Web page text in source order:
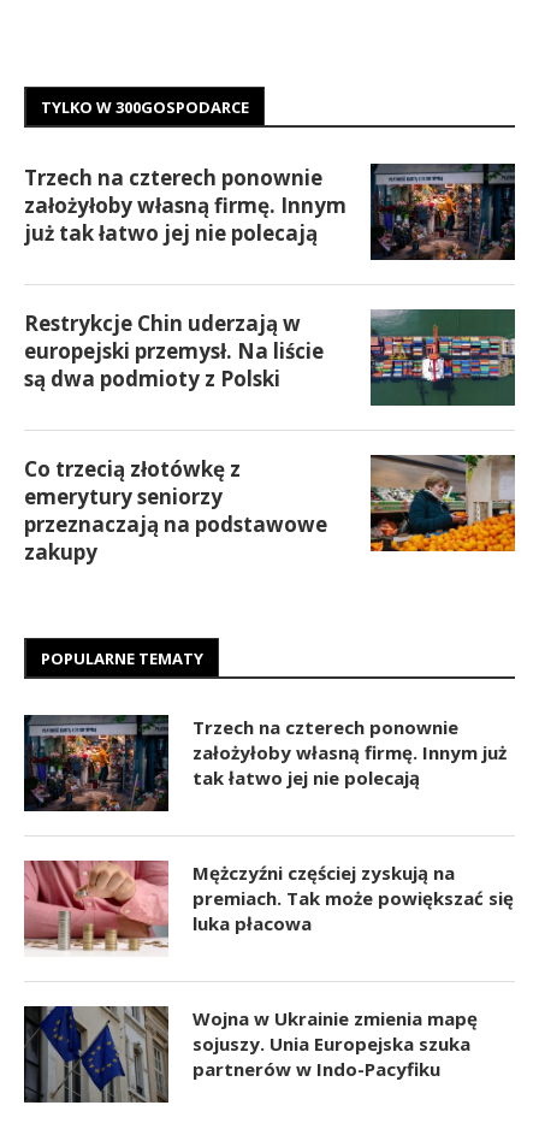
TYLKO W 300GOSPODARCE
Trzech na czterech ponownie
założyłoby własną firmę. Innym
już tak łatwo jej nie polecają
Restrykcje Chin uderzają w
europejski przemysł. Na liście
są dwa podmioty z Polski
Co trzecią złotówkę z
emerytury seniorzy
przeznaczają na podstawowe
zakupy
POPULARNE TEMATY
Trzech na czterech ponownie
założyłoby własną firmę. Innym już
tak łatwo jej nie polecają
Mężczyźni częściej zyskują na
premiach. Tak może powiększać się
luka płacowa
Wojna w Ukrainie zmienia mapę
sojuszy. Unia Europejska szuka
partnerów w Indo-Pacyfiku